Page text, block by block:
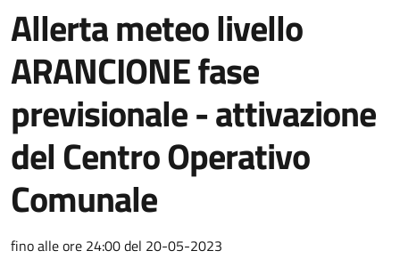
Allerta meteo livello
ARANCIONE fase
previsionale - attivazione
del Centro Operativo
Comunale
Dettagli della notizia
fino alle ore 24:00 del 20-05-2023